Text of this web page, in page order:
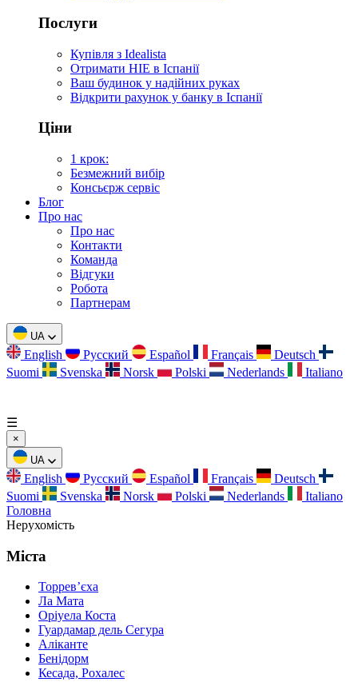
Послуги
Купівля з Idealista
Отримати НІЕ в Іспанії
Ваш будинок у надійних руках
Відкрити рахунок у банку в Іспанії
Ціни
1 крок:
Безмежний вибір
Консьєрж сервіс
Блог
Про нас
Про нас
Контакти
Команда
Відгуки
Робота
Партнерам
UA
English Русский Español Français
Deutsch
Suomi
Svenska Norsk Polski Nederlands Italiano
☰
×
UA
English Русский Español Français
Deutsch
Suomi
Svenska Norsk Polski Nederlands
Italiano
Головна
Нерухомість
Міста
Торревʼєха
Ла Мата
Оріуела Коста
Гуардамар дель Сегура
Аліканте
Бенідорм
Кесада, Рохалес